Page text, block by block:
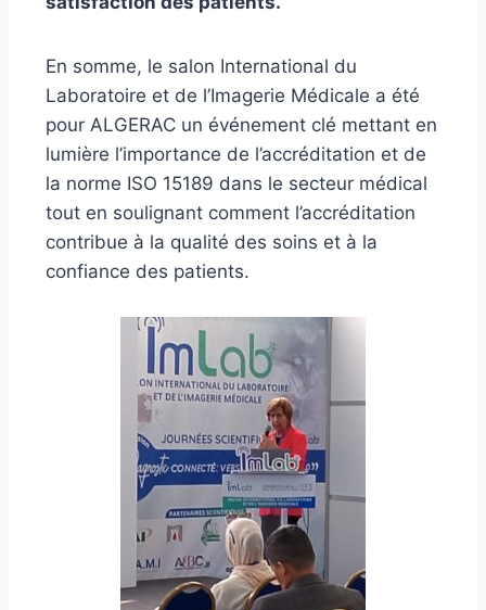
En somme, le salon International du
Laboratoire et de l’Imagerie Médicale a été
pour ALGERAC un événement clé mettant en
lumière l’importance de l’accréditation et de
la norme ISO 15189 dans le secteur médical
tout en soulignant comment l’accréditation
contribue à la qualité des soins et à la
confiance des patients.